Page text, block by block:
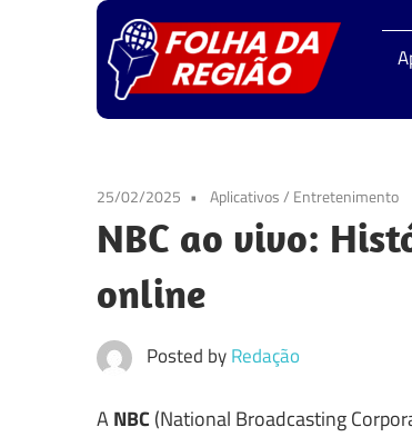
Skip
to
content
da
25/02/2025 Aplicativos/ Entretenimento
NBC ao vivo:
online
Posted byRedação
ANBC (National Broadcasting